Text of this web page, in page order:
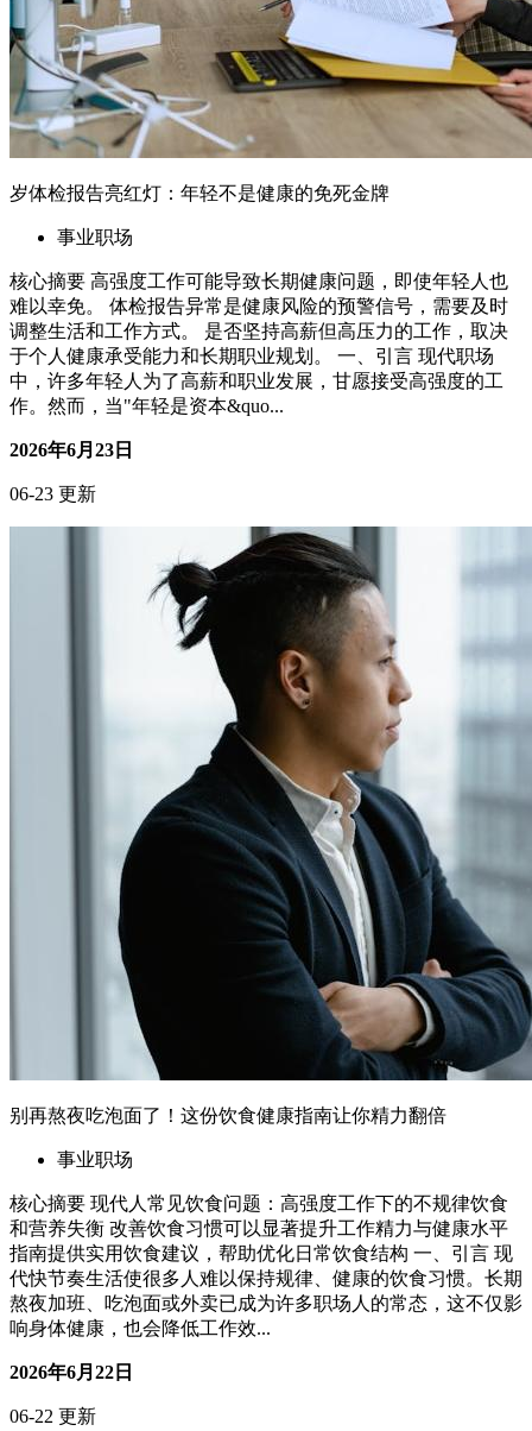
岁体检报告亮红灯：年轻不是健康的免死金牌
事业职场
核心摘要 高强度工作可能导致长期健康问题，即使年轻人也
难以幸免。 体检报告异常是健康风险的预警信号，需要及时
调整生活和工作方式。 是否坚持高薪但高压力的工作，取决
于个人健康承受能力和长期职业规划。 一、引言 现代职场
中，许多年轻人为了高薪和职业发展，甘愿接受高强度的工
作。然而，当"年轻是资本&quo...
2026年6月23日
06-23 更新
别再熬夜吃泡面了！这份饮食健康指南让你精力翻倍
事业职场
核心摘要 现代人常见饮食问题：高强度工作下的不规律饮食
和营养失衡 改善饮食习惯可以显著提升工作精力与健康水平
指南提供实用饮食建议，帮助优化日常饮食结构 一、引言 现
代快节奏生活使很多人难以保持规律、健康的饮食习惯。长期
熬夜加班、吃泡面或外卖已成为许多职场人的常态，这不仅影
响身体健康，也会降低工作效...
2026年6月22日
06-22 更新